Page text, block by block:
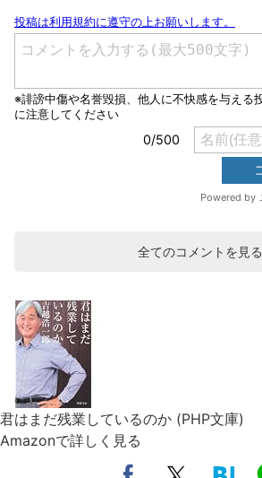
全てのコメントを見る
君はまだ残業しているのか (PHP文庫)
Amazonで詳しく見る